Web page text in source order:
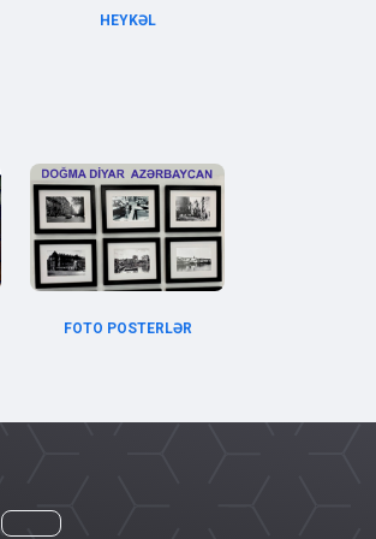
HEYKƏL
FOTO POSTERLƏR